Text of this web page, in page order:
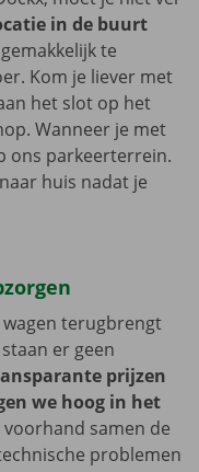
in de buurt
te
Kom je liever met
het slot op het
Wanneer je met
ons parkeerterrein.
huis nadat je
terugbrengt
er geen
prijzen
we hoog in het
samen de
problemen